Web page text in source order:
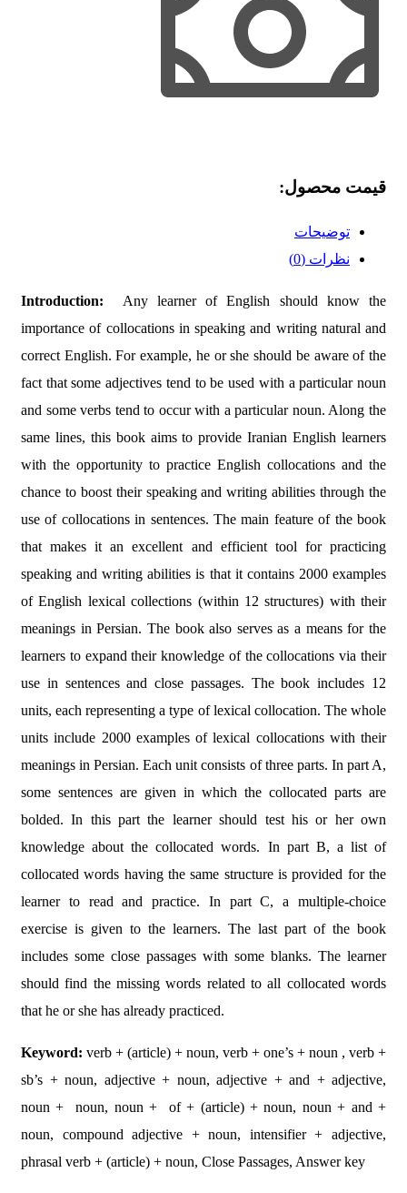
قیمت محصول:​
توضیحات
نظرات (0)
Introduction: Any learner of English should know the
importance of collocations in speaking and writing natural and
correct English. For example, he or she should be aware of the
fact that some adjectives tend to be used with a particular noun
and some verbs tend to occur with a particular noun. Along the
same lines, this book aims to provide Iranian English learners
with the opportunity to practice English collocations and the
chance to boost their speaking and writing abilities through the
use of collocations in sentences. The main feature of the book
that makes it an excellent and efficient tool for practicing
speaking and writing abilities is that it contains 2000 examples
of English lexical collections (within 12 structures) with their
meanings in Persian. The book also serves as a means for the
learners to expand their knowledge of the collocations via their
use in sentences and close passages. The book includes 12
units, each representing a type of lexical collocation. The whole
units include 2000 examples of lexical collocations with their
meanings in Persian. Each unit consists of three parts. In part A,
some sentences are given in which the collocated parts are
bolded. In this part the learner should test his or her own
knowledge about the collocated words. In part B, a list of
collocated words having the same structure is provided for the
learner to read and practice. In part C, a multiple-choice
exercise is given to the learners. The last part of the book
includes some close passages with some blanks. The learner
should find the missing words related to all collocated words
that he or she has already practiced.
Keyword: verb + (article) + noun, verb + one’s + noun , verb +
sb’s + noun, adjective + noun, adjective + and + adjective,
noun + noun, noun + of + (article) + noun, noun + and +
noun, compound adjective + noun, intensifier + adjective,
phrasal verb + (article) + noun, Close Passages, Answer key